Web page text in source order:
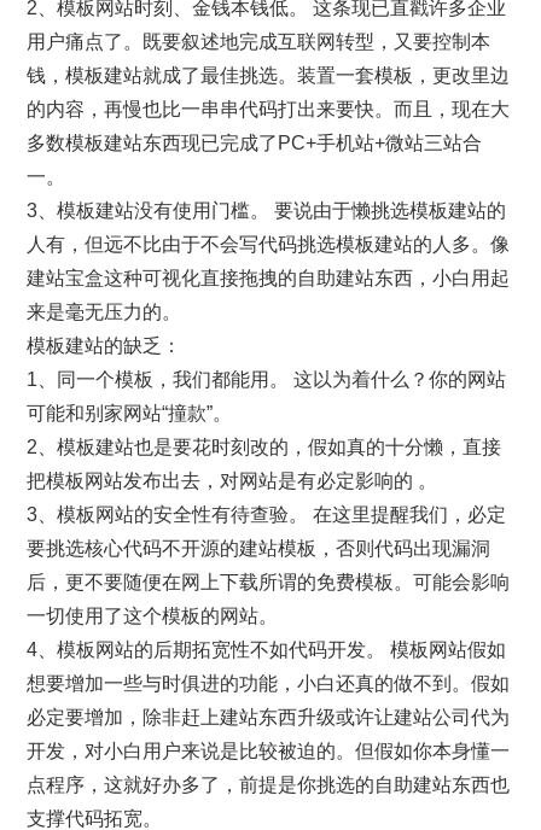
2、模板网站时刻、金钱本钱低。 这条现已直戳许多企业
用户痛点了。既要叙述地完成互联网转型，又要控制本
钱，模板建站就成了最佳挑选。装置一套模板，更改里边
的内容，再慢也比一串串代码打出来要快。而且，现在大
多数模板建站东西现已完成了PC+手机站+微站三站合
一。
3、模板建站没有使用门槛。 要说由于懒挑选模板建站的
人有，但远不比由于不会写代码挑选模板建站的人多。像
建站宝盒这种可视化直接拖拽的自助建站东西，小白用起
来是毫无压力的。
模板建站的缺乏：
1、同一个模板，我们都能用。 这以为着什么？你的网站
可能和别家网站“撞款”。
2、模板建站也是要花时刻改的，假如真的十分懒，直接
把模板网站发布出去，对网站是有必定影响的 。
3、模板网站的安全性有待查验。 在这里提醒我们，必定
要挑选核心代码不开源的建站模板，否则代码出现漏洞
后，更不要随便在网上下载所谓的免费模板。可能会影响
一切使用了这个模板的网站。
4、模板网站的后期拓宽性不如代码开发。 模板网站假如
想要增加一些与时俱进的功能，小白还真的做不到。假如
必定要增加，除非赶上建站东西升级或许让建站公司代为
开发，对小白用户来说是比较被迫的。但假如你本身懂一
点程序，这就好办多了，前提是你挑选的自助建站东西也
支撑代码拓宽。